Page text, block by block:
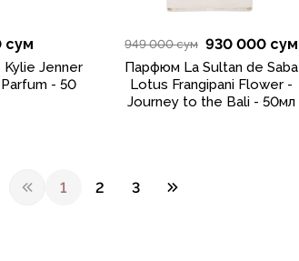
сум
Jenner
- 50
949 000 сум 930 000 сум
Парфюм La Sultan de Saba
Lotus Frangipani Flower -
Journey to the Bali - 50мл
1 2 3